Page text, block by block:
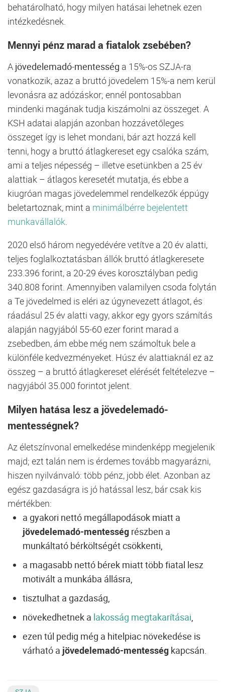
behatárolható, hogy milyen hatásai lehetnek ezen
intézkedésnek.
Mennyi pénz marad a fiatalok zsebében?
A jövedelemadó-mentesség a 15%-os SZJA-ra
vonatkozik, azaz a bruttó jövedelem 15%-a nem kerül
levonásra az adózáskor; ennél pontosabban
mindenki magának tudja kiszámolni az összeget. A
KSH adatai alapján azonban hozzávetőleges
összeget így is lehet mondani, bár azt hozzá kell
tenni, hogy a bruttó átlagkereset egy csalóka szám,
ami a teljes népesség – illetve esetünkben a 25 év
alattiak – átlagos keresetét mutatja, és ebbe a
kiugróan magas jövedelemmel rendelkezők éppúgy
beletartoznak, mint a minimálbérre bejelentett
munkavállalók
2020 első három negyedévére vetítve a 20 év alatti,
teljes foglalkoztatásban állók bruttó átlagkeresete
233.396 forint, a 20-29 éves korosztályban pedig
340.808 forint. Amennyiben valamilyen csoda folytán
a Te jövedelmed is eléri az úgynevezett átlagot, és
ráadásul 25 év alatti vagy, akkor egy gyors számítás
alapján nagyjából 55-60 ezer forint marad a
zsebedben, ám ebbe még nem számoltuk bele a
különféle kedvezményeket. Húsz év alattiaknál ez az
összeg – a bruttó átlagkereset elérését feltételezve –
nagyjából 35.000 forintot jelent.
Milyen hatása lesz a jövedelemadó-
mentességnek?
Az életszínvonal emelkedése mindenképp megjelenik
majd; ezt talán nem is érdemes tovább magyarázni,
hiszen nyilvánvaló: több pénz, jobb élet. Azonban az
egész gazdaságra is jó hatással lesz, bár csak kis
mértékben:
a gyakori nettó megállapodások miatt a
jövedelemadó-mentesség részben a
munkáltató bérköltségét csökkenti,
a magasabb nettó bérek miatt több fiatal lesz
motivált a munkába állásra,
tisztulhat a gazdaság,
növekedhetnek a lakosság megtakarításai
ezen túl pedig még a hitelpiac növekedése is
várható a jövedelemadó-mentesség kapcsán.